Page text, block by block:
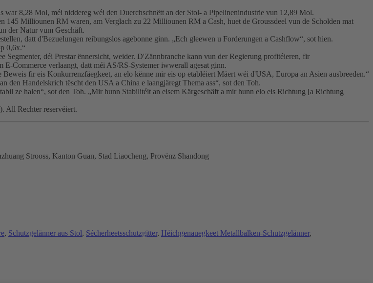
8,28 Mol, méi niddereg wéi den Duerchschnëtt an der Stol- a Pipelinenindustrie vun 12,89 Mol.
Milliounen RM waren, am Verglach zu 22 Milliounen RM a Cash, huet de Groussdeel vun de Scholden mat
der Natur vum Geschäft.
datt d'Bezuelungen reibungslos agebonne ginn. „Ech gleewen u Forderungen a Cashflow“, sot hien.
0,6x.“
déi Prestar ënnersicht, weider. D'Zännbranche kann vun der Regierung profitéieren, fir
Commerce verlaangt, datt méi AS/RS-Systemer iwwerall agesat ginn.
fir eis Konkurrenzfäegkeet, an elo kënne mir eis op etabléiert Mäert wéi d'USA, Europa an Asien ausbreeden.“
den Handelskrich tëscht den USA a China e laangjäregt Thema ass“, sot den Toh.
ze halen“, sot den Toh. „Mir hunn Stabilitéit an eisem Kärgeschäft a mir hunn elo eis Richtung [a Richtung
All Rechter reservéiert.
Strooss, Kanton Guan, Stad Liaocheng, Provënz Shandong
, Schutzgelänner aus Stol, Sécherheetsschutzgitter, Héichgenauegkeet Metallbalken-Schutzgelänner,